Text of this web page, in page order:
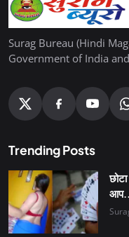
Surag Bureau (Hindi
Government of India
Trending Posts